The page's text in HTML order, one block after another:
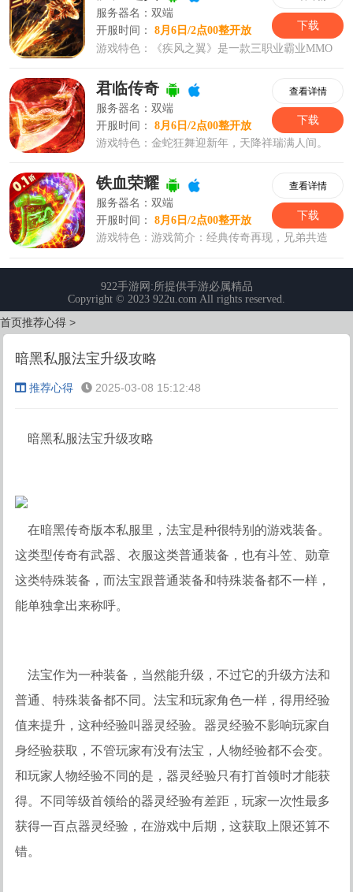
首页 >
推荐心得
暗黑私服法宝升级攻略
推荐心得 2025-03-08 15:12:48
暗黑私服法宝升级攻略
在暗黑传奇版本私服里，法宝是种很特别的游戏装备。
这类型传奇有武器、衣服这类普通装备，也有斗笠、勋章
这类特殊装备，而法宝跟普通装备和特殊装备都不一样，
能单独拿出来称呼。
法宝作为一种装备，当然能升级，不过它的升级方法和
普通、特殊装备都不同。法宝和玩家角色一样，得用经验
值来提升，这种经验叫器灵经验。器灵经验不影响玩家自
身经验获取，不管玩家有没有法宝，人物经验都不会变。
和玩家人物经验不同的是，器灵经验只有打首领时才能获
得。不同等级首领给的器灵经验有差距，玩家一次性最多
获得一百点器灵经验，在游戏中后期，这获取上限还算不
错。